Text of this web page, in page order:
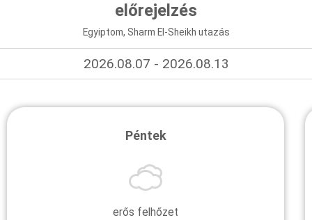
előrejelzés
Egyiptom, Sharm El-Sheikh utazás
2026.08.07 - 2026.08.13
Péntek
erős felhőzet